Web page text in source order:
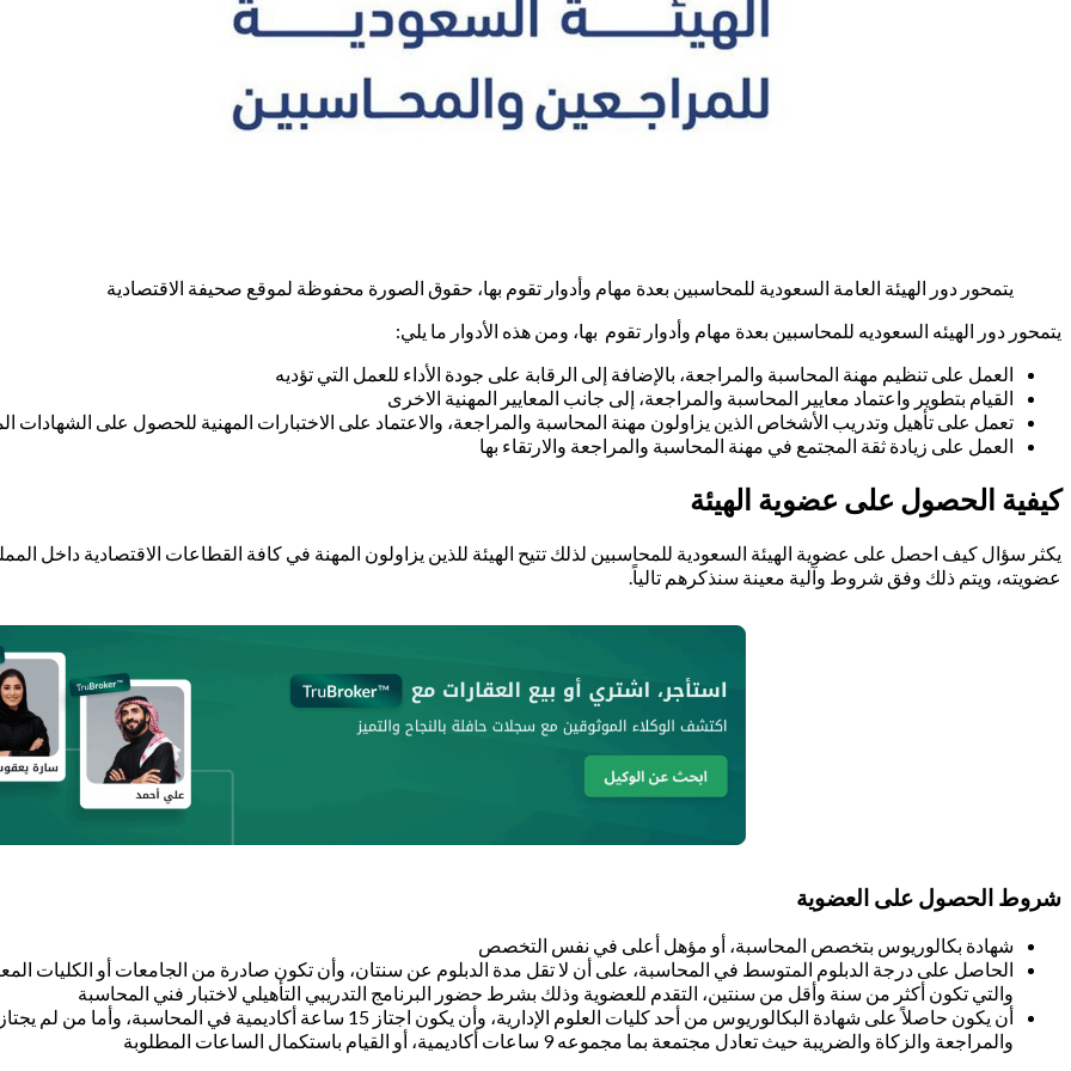
يتمحور دور الهيئة العامة السعودية للمحاسبين بعدة مهام وأدوار تقوم بها، حقوق الصورة محفوظة لموقع صحيفة الاقتصادية
يتمحور دور الهيئه السعوديه للمحاسبين بعدة مهام وأدوار تقوم بها، ومن هذه الأدوار ما يلي:
العمل على تنظيم مهنة المحاسبة والمراجعة، بالإضافة إلى الرقابة على جودة الأداء للعمل التي تؤديه
القيام بتطوير واعتماد معايير المحاسبة والمراجعة، إلى جانب المعايير المهنية الاخرى
تعمل على تأهيل وتدريب الأشخاص الذين يزاولون مهنة المحاسبة والمراجعة، والاعتماد على الاختبارات المهنية للحصول على الشهادات
العمل على زيادة ثقة المجتمع في مهنة المحاسبة والمراجعة والارتقاء بها
كيفية الحصول على عضوية الهيئة
يكثر سؤال كيف احصل على عضوية الهيئة السعودية للمحاسبين لذلك تتيح الهيئة للذين يزاولون المهنة في كافة القطاعات الاقتصادية داخل
عضويته، ويتم ذلك وفق شروط وآلية معينة سنذكرهم تالياً.
شروط الحصول على العضوية
شهادة بكالوريوس بتخصص المحاسبة، أو مؤهل أعلى في نفس التخصص
الحاصل على درجة الدبلوم المتوسط في المحاسبة، على أن لا تقل مدة الدبلوم عن سنتان، وأن تكون صادرة من الجامعات أو الكليات
والتي تكون أكثر من سنة وأقل من سنتين، التقدم للعضوية وذلك بشرط حضور البرنامج التدريبي التأهيلي لاختبار فني المحاسبة
والمراجعة والزكاة والضريبة حيث تعادل مجتمعة بما مجموعه 9 ساعات أكاديمية، أو القيام باستكمال الساعات المطلوبة